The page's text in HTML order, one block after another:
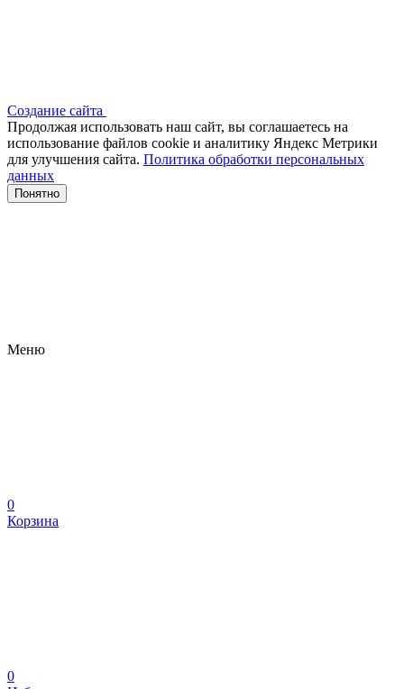
Создание сайта
Продолжая использовать наш сайт, вы соглашаетесь на
использование файлов сооkіе и аналитику Яндекс Метрики
для улучшения сайта. Политика обработки персональных
данных
Понятно
Меню
0
Корзина
0